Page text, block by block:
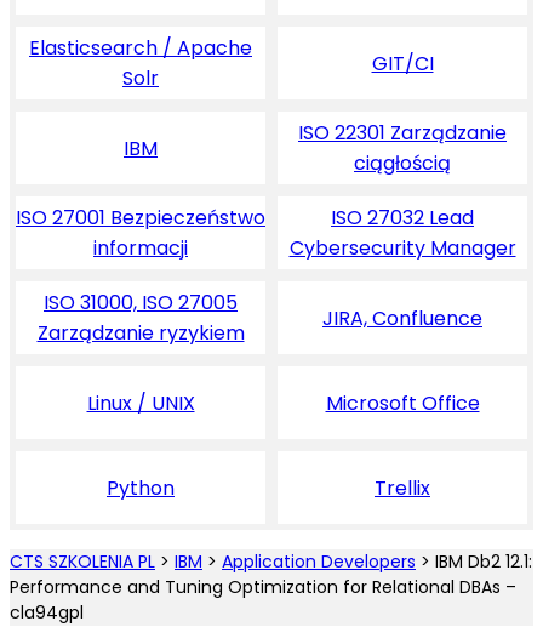
Elasticsearch / Apache
Solr
GIT/CI
IBM
ISO 22301 Zarządzanie
ciągłością
ISO 27001 Bezpieczeństwo
informacji
ISO 27032 Lead
Cybersecurity Manager
ISO 31000, ISO 27005
Zarządzanie ryzykiem
JIRA, Confluence
Linux / UNIX Microsoft Office
Python Trellix
CTS SZKOLENIA PL > IBM > Application Developers > IBM Db2 12.1:
Performance and Tuning Optimization for Relational DBAs –
cla94gpl